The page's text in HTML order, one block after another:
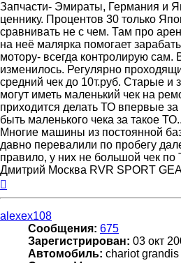
Запчасти- Эмираты, Германия и
ценнику. Процентов 30 только
сравнивать не с чем. Там про
на неё малярка помогает
мотору- всегда контролирую сам.
изменилось. Регулярно
средний чек до 10т.руб. Старые
могут иметь маленький чек на
приходится делать ТО впервые
быть маленького чека за такое
Многие машины из постоянной
давно перевалили по пробегу
правило, у них не большой чек по
Дмитрий Москва RVR SPORT
alexex108
Сообщения: 675
Зарегистрирован: 03 окт
Автомобиль: chariot grandis